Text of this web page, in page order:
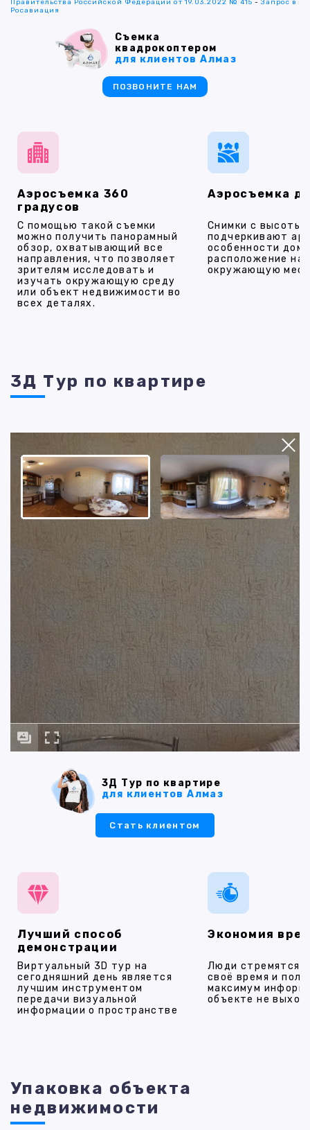
Аэросъемка 360
градусов
С помощью такой съемки
можно получить панорамный
обзор, охватывающий все
направления, что позволяет
зрителям исследовать и
изучать окружающую среду
или объект недвижимости во
всех деталях.
Аэросъемка
Снимки с высоты
подчеркивают
особенности
расположение на
окружающую
Правительства Российской Федерации от 19.03.2022 № 415 -Запрос в
Росавиация
Съемка
квадрокоптером
для клиентов Алмаз
ПОЗВОНИТЕ НАМ
3Д Тур по квартире
3Д Тур по квартире
для клиентов Алмаз
Стать клиентом
Лучший способ
демонстрации
Виртуальный 3D тур на
сегодняшний день является
лучшим инструментом
передачи визуальной
информации о пространстве
Экономия
Люди стремятся
своё время и
максимум
объекте не
Упаковка объекта
недвижимости